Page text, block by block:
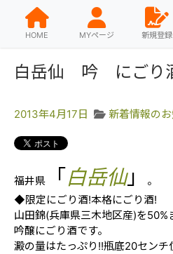
HOME MYページ 新規登録
白岳仙 吟 にごり
2013年4月17日 新着情報の
福井県 「 白岳仙」
。
◆限定にごり酒!本格にごり酒!
山田錦(兵庫県三木地区産)を50%
吟醸にごり酒です。
澱の量はたっぷり!!瓶底20センチ